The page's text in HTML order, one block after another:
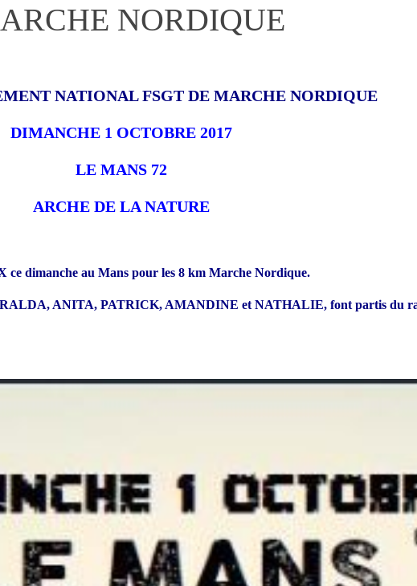
NORDIQUE
NATIONAL FSGT DE MARCHE NORDIQUE
DIMANCHE 1 OCTOBRE 2017
LE MANS 72
ARCHE DE LA NATURE
ce dimanche au Mans pour les 8 km Marche Nordique.
ANITA, PATRICK, AMANDINE et NATHALIE, font partis du